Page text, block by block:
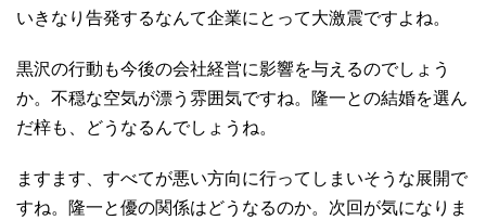
いきなり告発するなんて企業にとって大激震ですよね。
黒沢の行動も今後の会社経営に影響を与えるのでしょう
か。不穏な空気が漂う雰囲気ですね。隆一との結婚を選ん
だ梓も、どうなるんでしょうね。
ますます、すべてが悪い方向に行ってしまいそうな展開で
すね。隆一と優の関係はどうなるのか。次回が気になりま